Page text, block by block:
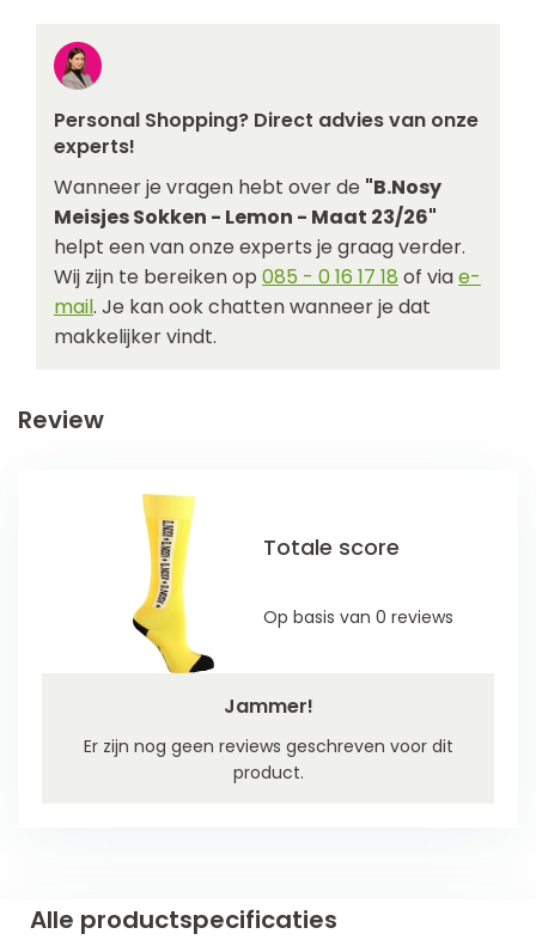
Personal Shopping? Direct advies van onze
experts!
Wanneer je vragen hebt over de "B.Nosy
Meisjes Sokken - Lemon - Maat 23/26"
helpt een van onze experts je graag verder.
Wij zijn te bereiken op 085 - 0 16 17 18 of viae-
mail. Je kan ook chatten wanneer je dat
makkelijker vindt.
Review
Jammer!
Er zijn nog geen reviews geschreven voor dit
product.
Totale score
Op basis van 0 reviews
Alle productspecificaties